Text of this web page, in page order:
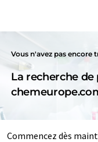
Vous n'avez pas encore
La recherche
Commencez dès